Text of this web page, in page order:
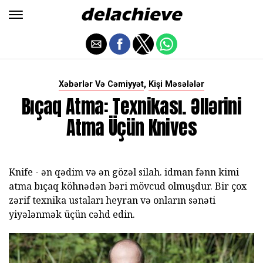
Xəbərlər Və Cəmiyyət, Kişi Məsələlər
Bıçaq Atma: Texnikası. Əllərini
Atma Üçün Knives
Knife - ən qədim və ən gözəl silah. idman fənn kimi
atma bıçaq köhnədən bəri mövcud olmuşdur. Bir çox
zərif texnika ustaları heyran və onların sənəti
yiyələnmək üçün cəhd edin.